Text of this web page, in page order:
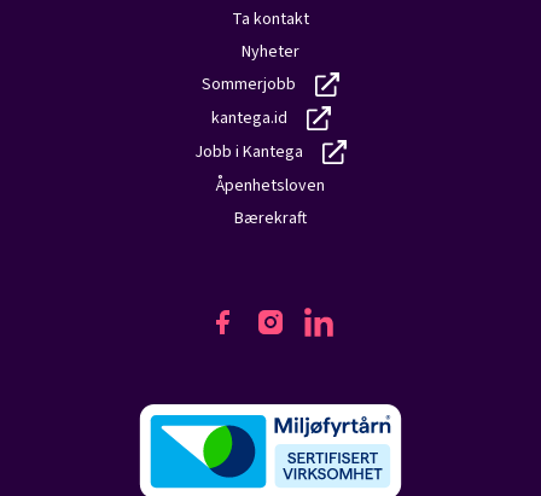
Ta kontakt
Nyheter
Sommerjobb
kantega.id
Jobb i Kantega
Åpenhetsloven
Bærekraft